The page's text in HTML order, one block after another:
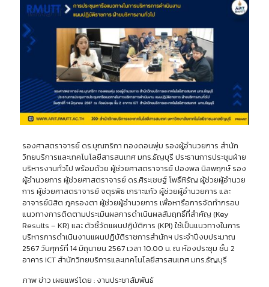
รองศาสตราจารย์ ดร.บุณฑริกา ทองดอนพุ่ม รองผู้อำนวยการ สำนัก
วิทยบริการและเทคโนโลยีสารสนเทศ มทร.ธัญบุรี ประธานการประชุมฝ่าย
บริหารงานทั่วไป พร้อมด้วย ผู้ช่วยศาสตราจารย์ ปองพล นิลพฤกษ์ รอง
ผู้อำนวยการ ผู้ช่วยศาสตราจารย์ ดร.ศิระเชษฐ์ โพธิ์หิรัญ ผู้ช่วยผู้อำนวย
การ ผู้ช่วยศาสตราจารย์ จตุรพิธ เกราะแก้ว ผู้ช่วยผู้อำนวยการ และ
อาจารย์นิสิต ภูครองตา ผู้ช่วยผู้อำนวยการ เพื่อหารือการจัดทำกรอบ
แนวทางการติดตามประเมินผลการดำเนินผลสัมฤทธิ์ที่สำคัญ (Key
Results – KR) และ ตัวชี้วัดแผนปฏิบัติการ (KPI) ใช้เป็นแนวทางในการ
บริหารการดำเนินงานแผนปฏิบัติราชการสำนักฯ ประจำปีงบประมาณ
2567 วันศุกร์ที่ 14 มิถุนายน 2567 เวลา 10.00 น. ณ ห้องประชุม ชั้น 2
อาคาร ICT สำนักวิทยบริการและเทคโนโลยีสารสนเทศ มทร.ธัญบุรี
ภาพ ข่าว เผยแพร่โดย : งานประชาสัมพันธ์